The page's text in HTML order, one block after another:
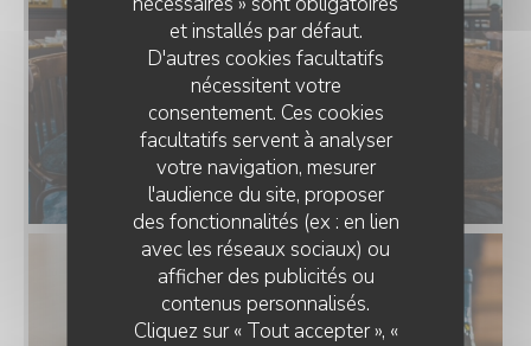
et installés par défaut.
D'autres cookies facultatifs
nécessitent votre
consentement. Ces cookies
facultatifs servent à analyser
votre navigation, mesurer
l'audience du site, proposer
des fonctionnalités (ex : en lien
avec les réseaux sociaux) ou
afficher des publicités ou
contenus personnalisés.
Cliquez sur « Tout accepter », «